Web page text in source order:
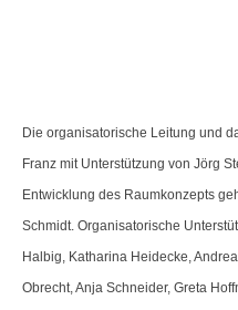
Die organisatorische Leitung und
Franz mit Unterstützung von Jörg
Entwicklung des Raumkonzepts
Schmidt. Organisatorische
Halbig, Katharina Heidecke,
Obrecht, Anja Schneider, Greta